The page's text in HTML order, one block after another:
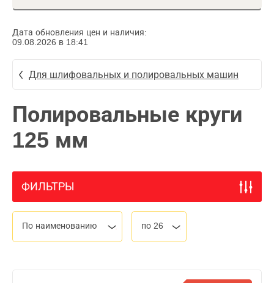
Дата обновления цен и наличия:
09.08.2026 в 18:41
Для шлифовальных и полировальных машин
Полировальные круги
125 мм
ФИЛЬТРЫ
По наименованию по 26